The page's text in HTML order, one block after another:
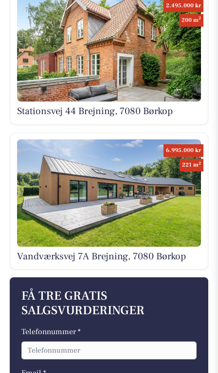
2.495.000 kr
200 m2
Stationsvej 44 Brejning, 7080 Børkop
6.995.000 kr
221 m2
Vandværksvej 7A Brejning, 7080 Børkop
FÅ TRE GRATIS
SALGSVURDERINGER
Telefonnummer *